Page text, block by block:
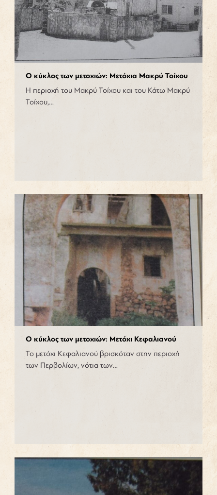
Ο κύκλος των μετοχιών: Μετόχια Μακρύ Τοίχου
Η περιοχή του Μακρύ Τοίχου και του Κάτω Μακρύ
Τοίχου,…
Ο κύκλος των μετοχιών: Μετόχι Κεφαλιανού
Το μετόχι Κεφαλιανού βρισκόταν στην περιοχή
των Περβολίων, νότια των…